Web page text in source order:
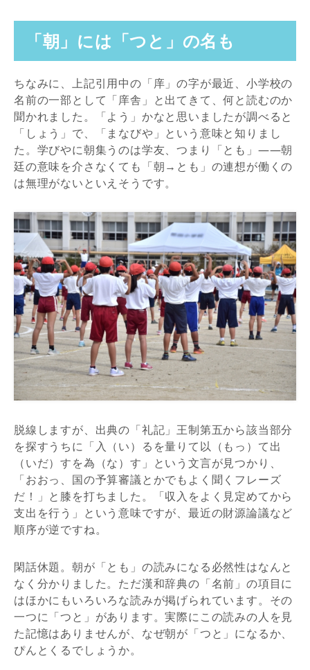
「朝」には「つと」の名も
ちなみに、上記引用中の「庠」の字が最近、小学校の
名前の一部として「庠舎」と出てきて、何と読むのか
聞かれました。「よう」かなと思いましたが調べると
「しょう」で、「まなびや」という意味と知りまし
た。学びやに朝集うのは学友、つまり「とも」――朝
廷の意味を介さなくても「朝→とも」の連想が働くの
は無理がないといえそうです。
脱線しますが、出典の「礼記」王制第五から該当部分
を探すうちに「入（い）るを量りて以（もっ）て出
（いだ）すを為（な）す」という文言が見つかり、
「おおっ、国の予算審議とかでもよく聞くフレーズ
だ！」と膝を打ちました。「収入をよく見定めてから
支出を行う」という意味ですが、最近の財源論議など
順序が逆ですね。
閑話休題。朝が「とも」の読みになる必然性はなんと
なく分かりました。ただ漢和辞典の「名前」の項目に
はほかにもいろいろな読みが掲げられています。その
一つに「つと」があります。実際にこの読みの人を見
た記憶はありませんが、なぜ朝が「つと」になるか、
ぴんとくるでしょうか。